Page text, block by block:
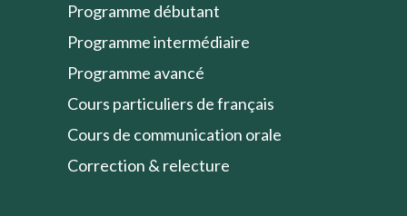
Programme débutant
Programme intermédiaire
Programme avancé
Cours particuliers de français
Cours de communication orale
Correction & relecture